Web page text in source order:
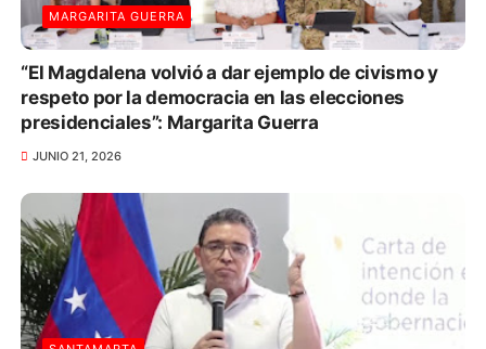
MARGARITA GUERRA
“El Magdalena volvió a dar ejemplo de civismo y
respeto por la democracia en las elecciones
presidenciales”: Margarita Guerra
JUNIO 21, 2026